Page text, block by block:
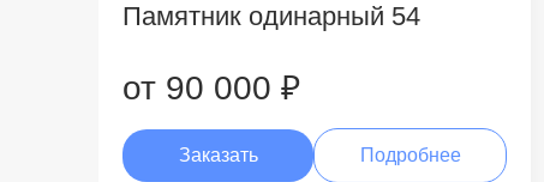
Памятник одинарный 54
от 90 000 ₽
Заказать Подробнее